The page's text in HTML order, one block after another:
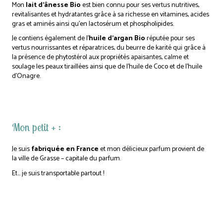
Mon lait d’ânesse Bioest bien connu pour ses vertus nutritives,
revitalisantes et hydratantes grâce à sa richesse en vitamines, acides
gras et aminés ainsi qu’en lactosérum et phospholipides.
Je contiens également de l’huile d’argan Bioréputée pour ses
vertus nourrissantes et réparatrices, du beurre de karité qui grâce à
la présence de phytostérol aux propriétés apaisantes, calme et
soulage les peaux tiraillées ainsi que de l’huile de Coco et de l’huile
d’Onagre.
Mon petit + :
Je suisfabriquée en Franceet mon délicieux parfum provient de
la ville de Grasse – capitale du parfum.
Et… je suis transportable partout !